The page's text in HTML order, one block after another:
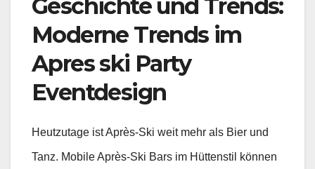
Geschichte und Trends:
Moderne Trends im
Apres ski Party
Eventdesign
Heutzutage ist Après-Ski weit mehr als Bier und
Tanz. Mobile Après-Ski Bars im Hüttenstil können